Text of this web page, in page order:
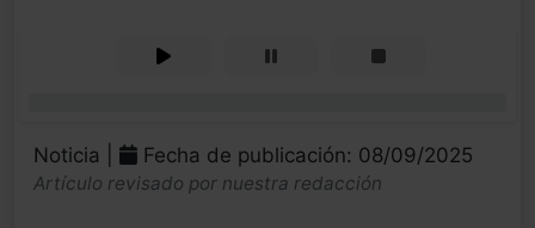
Noticia | Fecha de publicación: 08/09/2025
Artículo revisado por nuestra redacción